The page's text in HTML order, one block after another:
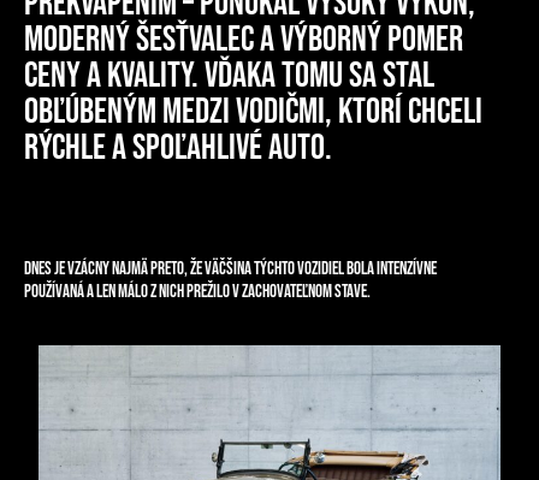
moderný šesťvalec a výborný pomer
ceny a kvality. Vďaka tomu sa stal
obľúbeným medzi vodičmi, ktorí chceli
rýchle a spoľahlivé auto.
Dnes je vzácny najmä preto, že väčšina týchto vozidiel bola intenzívne
používaná a len málo z nich prežilo v zachovateľnom stave.